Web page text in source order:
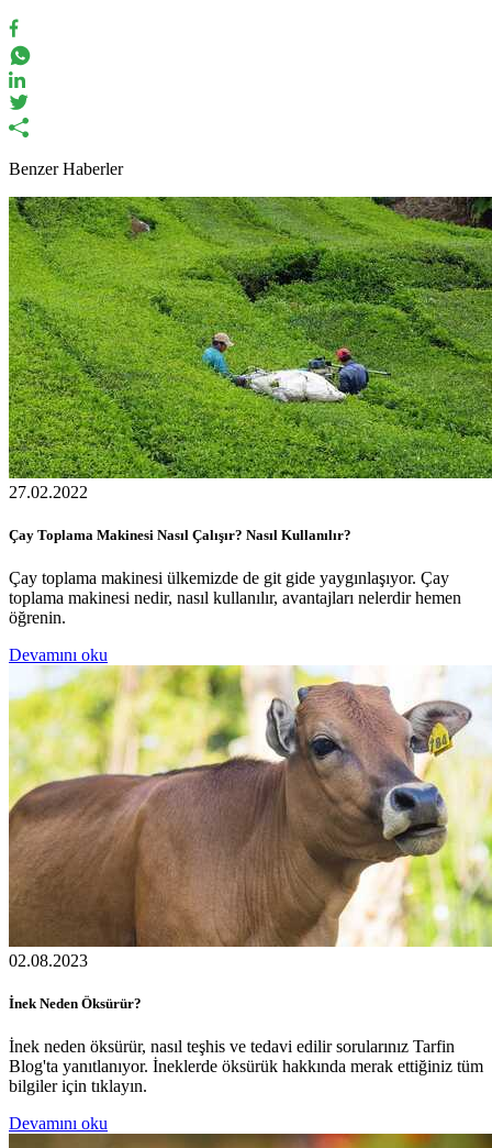
Benzer Haberler
27.02.2022
Çay Toplama Makinesi Nasıl Çalışır? Nasıl Kullanılır?
Çay toplama makinesi ülkemizde de git gide yaygınlaşıyor. Çay
toplama makinesi nedir, nasıl kullanılır, avantajları nelerdir hemen
öğrenin.
Devamını oku
02.08.2023
İnek Neden Öksürür?
İnek neden öksürür, nasıl teşhis ve tedavi edilir sorularınız Tarfin
Blog'ta yanıtlanıyor. İneklerde öksürük hakkında merak ettiğiniz tüm
bilgiler için tıklayın.
Devamını oku